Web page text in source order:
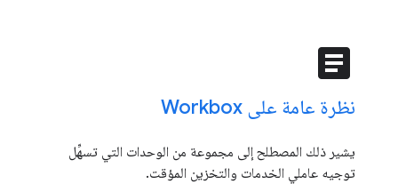
article
نظرة عامة على Workbox
يشير ذلك المصطلح إلى مجموعة من الوحدات التي تسهِّل
توجيه عاملي الخدمات والتخزين المؤقت.